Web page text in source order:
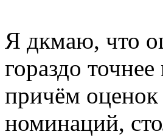
Я дкмаю, что
гораздо
причём
номинаций,